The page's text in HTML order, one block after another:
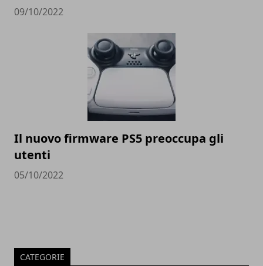
09/10/2022
Il nuovo firmware PS5 preoccupa gli
utenti
05/10/2022
CATEGORIE